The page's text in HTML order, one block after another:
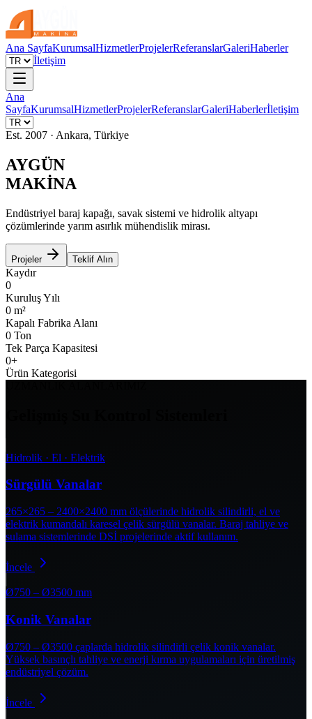
Ana SayfaKurumsalHizmetlerProjelerReferanslarGaleriHaberler
İletişim
Ana
SayfaKurumsalHizmetlerProjelerReferanslarGaleriHaberlerİletişim
Est. 2007 · Ankara, Türkiye
AYGÜN
MAKİNA
Endüstriyel baraj kapağı, savak sistemi ve hidrolik altyapı
çözümlerinde yarım asırlık mühendislik mirası.
Projeler Teklif Alın
Kaydır
0
Kuruluş Yılı
0 m²
Kapalı Fabrika Alanı
0 Ton
Tek Parça Kapasitesi
0+
Ürün Kategorisi
Hidrolik · El · Elektrik
Sürgülü Vanalar
265×265 – 2400×2400 mm ölçülerinde hidrolik silindirli, el ve
elektrik kumandalı karesel çelik sürgülü vanalar. Baraj tahliye ve
sulama sistemlerinde DSİ projelerinde aktif kullanım.
İncele
Ø750 – Ø3500 mm
Konik Vanalar
Ø750 – Ø3500 çaplarda hidrolik silindirli çelik konik vanalar.
Yüksek basınçlı tahliye ve enerji kırma uygulamaları için üretilmiş
endüstriyel çözüm.
İncele